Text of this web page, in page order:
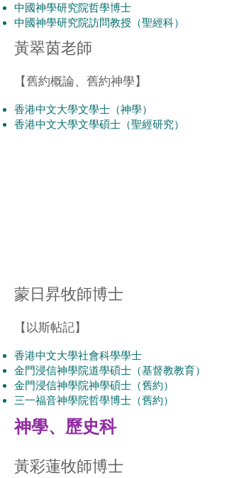
中國神學研究院哲學博士
中國神學研究院訪問教授（聖經科）
黃翠茵老師
【舊約概論、舊約神學】
香港中文大學文學士（神學）
香港中文大學文學碩士（聖經研究）
蒙日昇牧師博士
【以斯帖記】
香港中文大學社會科學學士
金門浸信神學院道學碩士（基督教教育）
金門浸信神學院神學碩士（舊約）
三一福音神學院哲學博士（舊約）
​神學、歷史科
黃彩蓮牧師博士